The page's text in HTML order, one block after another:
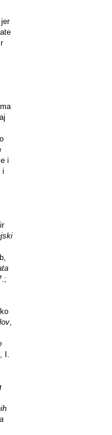
i
i
, I.